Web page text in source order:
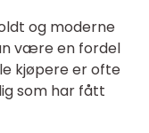
og moderne
være en fordel
kjøpere er ofte
som har fått